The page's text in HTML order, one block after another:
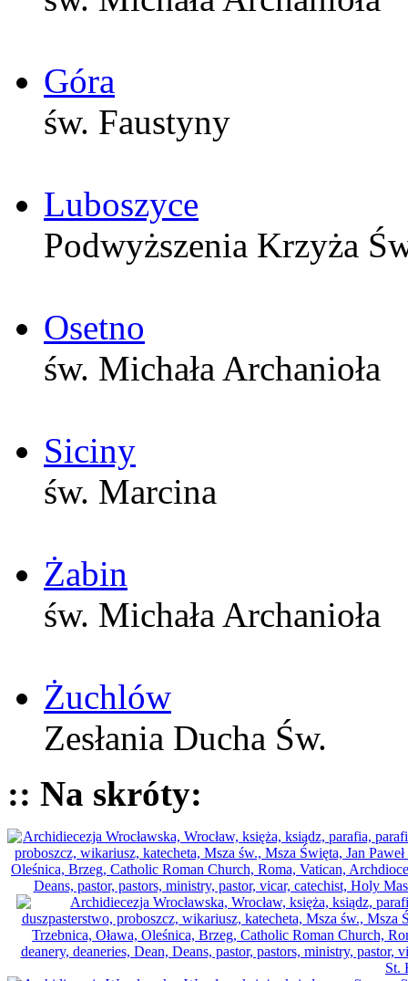
Góra
św. Faustyny
Luboszyce
Podwyższenia Krzyża
Osetno
św. Michała Archanioła
Siciny
św. Marcina
Żabin
św. Michała Archanioła
Żuchlów
Zesłania Ducha Św.
:: Na skróty: